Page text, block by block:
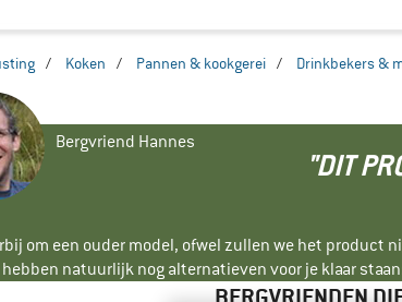
/ Koken / Pannen & kookgerei / Drinkbekers &
Bergvriend Hannes
"DIT
om een ouder model, ofwel zullen we het product
natuurlijk nog alternatieven voor je klaar